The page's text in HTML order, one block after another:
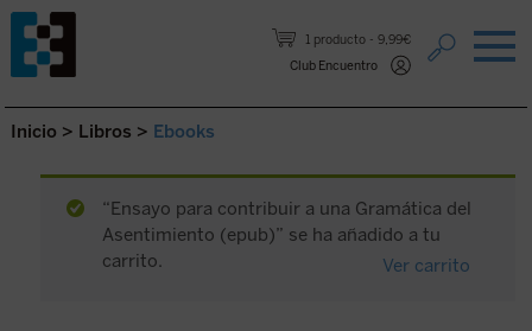
1 producto
9,99€
Club Encuentro
Saltar al contenido.
Inicio > Libros > Ebooks
“Ensayo para contribuir a una Gramática del
Asentimiento (epub)” se ha añadido a tu
carrito.
Ver carrito